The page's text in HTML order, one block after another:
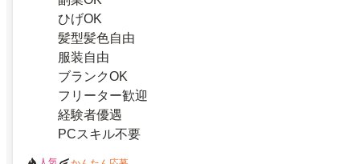
ひげOK
髪型髪色自由
服装自由
ブランクOK
フリーター歓迎
経験者優遇
PCスキル不要